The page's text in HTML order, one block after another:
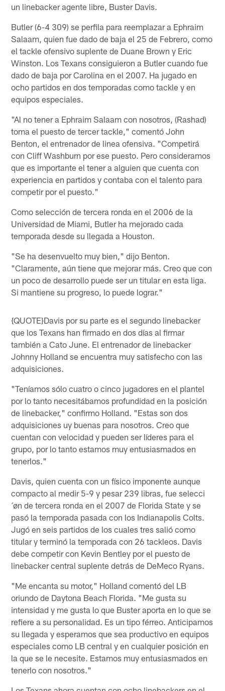
un linebacker agente libre, Buster Davis.
Butler (6-4 309) se perfila para reemplazar a Ephraim
Salaam, quien fue dado de baja el 25 de Febrero, como
el tackle ofensivo suplente de Duane Brown y Eric
Winston. Los Texans consiguieron a Butler cuando fue
dado de baja por Carolina en el 2007. Ha jugado en
ocho partidos en dos temporadas como tackle y en
equipos especiales.
"Al no tener a Ephraim Salaam con nosotros, (Rashad)
toma el puesto de tercer tackle," comentó John
Benton, el entrenador de linea ofensiva. "Competirá
con Cliff Washburn por ese puesto. Pero consideramos
que es importante el tener a alguien que cuenta con
experiencia en partidos y contaba con el talento para
competir por el puesto."
Como selección de tercera ronda en el 2006 de la
Universidad de Miami, Butler ha mejorado cada
temporada desde su llegada a Houston.
"Se ha desenvuelto muy bien," dijo Benton.
"Claramente, aún tiene que mejorar más. Creo que con
un poco de desarrollo puede ser un titular en esta liga.
Si mantiene su progreso, lo puede lograr."
{QUOTE}Davis por su parte es el segundo linebacker
que los Texans han firmado en dos días al firmar
también a Cato June. El entrenador de linebacker
Johnny Holland se encuentra muy satisfecho con las
adquisiciones.
"Teníamos sólo cuatro o cinco jugadores en el plantel
por lo tanto necesitábamos profundidad en la posición
de linebacker," confirmo Holland. "Estas son dos
adquisiciones uy buenas para nosotros. Creo que
cuentan con velocidad y pueden ser líderes para el
grupo, por lo tanto estamos muy entusiasmados en
tenerlos."
Davis, quien cuenta con un físico imponente aunque
compacto al medir 5-9 y pesar 239 libras, fue selecci
´øn de tercera ronda en el 2007 de Florida State y se
pasó la temporada pasada con los Indianapolis Colts.
Jugó en seis partidos de los cuales tres salió como
titular y terminó la temporada con 26 tackleos. Davis
debe competir con Kevin Bentley por el puesto de
linebacker central suplente detrás de DeMeco Ryans.
"Me encanta su motor," Holland comentó del LB
oriundo de Daytona Beach Florida. "Me gusta su
intensidad y me gusta lo que Buster aporta en lo que se
refiere a su personalidad. Es un tipo férreo. Anticipamos
su llegada y esperamos que sea productivo en equipos
especiales como LB central y en cualquier posición en
la que se le necesite. Estamos muy entusiasmados en
tenerlo con nosotros."